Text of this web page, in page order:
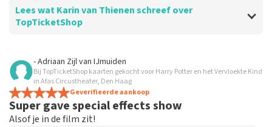
Lees wat Karin van Thienen schreef over
TopTicketShop
Beoordeling van Karin van Thienen over
het verliep zeer soepel
de tickets waren makkelijk te boeken
- Adriaan Zijlvan IJmuiden
Bij TopTicketShop kaarten gekocht voor Harry Potter en het Vervloekte Kind
in Afas Circustheater, Den Haag
Geverifieerde aankoop
Super gave special effects show
Alsof je in de film zit!